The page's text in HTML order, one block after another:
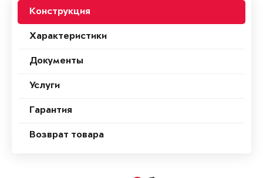
Конструкция
Характеристики
Документы
Услуги
Гарантия
Возврат товара